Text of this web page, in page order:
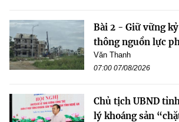
Bài 2 - Giữ vững
thông nguồn lực
Văn Thanh
07:00 07/08/2026
Chủ tịch UBND
lý khoáng sản